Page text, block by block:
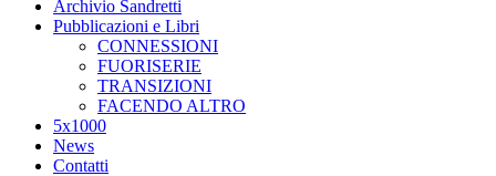
Archivio Sandretti
Pubblicazioni e Libri
CONNESSIONI
FUORISERIE
TRANSIZIONI
FACENDO ALTRO
5x1000
News
Contatti